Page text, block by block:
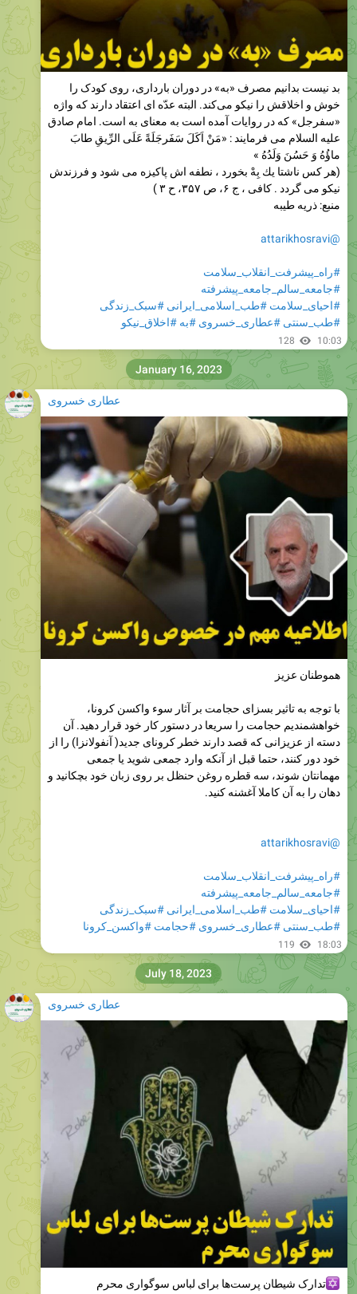
بد نیست بدانیم مصرف «به» در دوران بارداری، روی کودک را
خوش و اخلاقش را نیکو می‌کند. البته عدّه ای اعتقاد دارند که واژه
«سفرجل» که در روایات آمده است به معنای به است. امام صادق
عليه السلام می فرمایند : «مَنْ اَكَلَ سَفَرجَلَةً عَلَى الرِّيقِ طابَ
ماؤُهُ وَ حَسُنَ وَلَدُهُ »
(هر كس ناشتا يك بِهْ بخورد ، نطفه اش پاكيزه مى شود و فرزندش
نيكو مى گردد . كافى ، ج ۶، ص ۳۵۷، ح ۳ )
منبع: ذریه طیبه
@attarikhosravi
#راه_پیشرفت_انقلاب_سلامت
#جامعه_سالم_جامعه_پیشرفته
#احیای_سلامت #طب_اسلامی_ایرانی #سبک_زندگی
#طب_سنتی #عطاری_خسروی #به #اخلاق_نیکو
128 10:03
عطاری خسروی
هموطنان عزیز
با توجه به تاثیر بسزای حجامت بر آثار سوء واکسن کرونا،
خواهشمندیم حجامت را سریعا در دستور کار خود قرار دهید. آن
دسته از عزیزانی که قصد دارند خطر کرونای جدید( آنفولانزا) را از
خود دور کنند، حتما قبل از آنکه وارد جمعی شوید یا جمعی
مهمانتان شوند، سه قطره روغن حنظل بر روی زبان خود بچکانید و
دهان را به آن کاملا آغشنه کنید.
@attarikhosravi
#راه_پیشرفت_انقلاب_سلامت
#جامعه_سالم_جامعه_پیشرفته
#احیای_سلامت #طب_اسلامی_ایرانی #سبک_زندگی
#طب_سنتی #عطاری_خسروی #حجامت #واکسن_کرونا
119 18:03
January 16, 2023
عطاری خسروی
تدارک شیطان پرست‌ها برای لباس سوگواری محرم
July 18, 2023